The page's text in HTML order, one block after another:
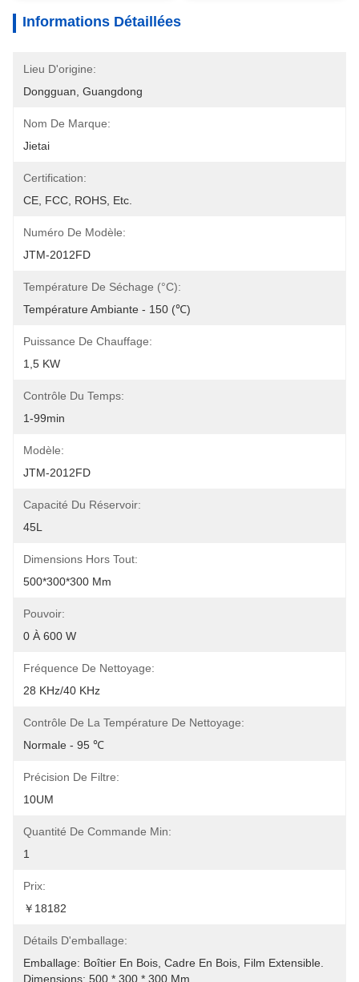
Informations Détaillées
Lieu D'origine:
Dongguan, Guangdong
Nom De Marque:
Jietai
Certification:
CE, FCC, ROHS, Etc.
Numéro De Modèle:
JTM-2012FD
Température De Séchage (°C):
Température Ambiante - 150 (℃)
Puissance De Chauffage:
1,5 KW
Contrôle Du Temps:
1-99min
Modèle:
JTM-2012FD
Capacité Du Réservoir:
45L
Dimensions Hors Tout:
500*300*300 Mm
Pouvoir:
0 À 600 W
Fréquence De Nettoyage:
28 KHz/40 KHz
Contrôle De La Température De Nettoyage:
Normale - 95 ℃
Précision De Filtre:
10UM
Quantité De Commande Min:
1
Prix:
￥18182
Détails D'emballage:
Emballage: Boîtier En Bois, Cadre En Bois, Film Extensible.
Dimensions: 500 * 300 * 300 Mm